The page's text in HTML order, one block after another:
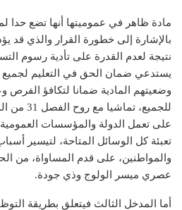
مادة ظاهر في عموميتها أنها تضع حدا
بالإشارة إلى خطورة القرار والذي قد
نتيجة لعدم القدرة على تأدية رسوم
يستدعي ضمان الحق في التعليم لجميع
وضعيتهم المادية ضمانا لتكافؤ الفرص
للجميع،
على تعمل الدولة والمؤسسات العمومية
تعبئة كل الوسائل المتاحة، لتيسير
والمواطنين، على قدم المساواة، من
عصري ميسر الولوج وذي جودة.